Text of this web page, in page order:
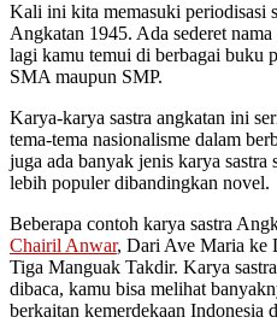
Kali ini kita memasuki periodisasi
Angkatan 1945. Ada sederet
lagi kamu temui di berbagai buku
SMA maupun SMP.
Karya-karya sastra angkatan ini
tema-tema nasionalisme dalam
juga ada banyak jenis karya sastra
lebih populer dibandingkan novel.
Beberapa contoh karya sastra
Chairil Anwar, Dari Ave Maria ke
Tiga Manguak Takdir. Karya
dibaca, kamu bisa melihat
berkaitan kemerdekaan Indonesia